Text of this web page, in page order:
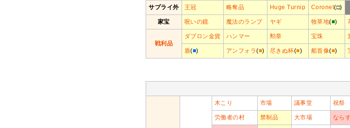
サプライ外 王冠 略奪品 Huge Turnip Coronet(□)
家宝 呪いの鏡 魔法のランプ ヤギ 牧草地(■)
戦利品
ダブロン金貨 ハンマー 勲章 宝珠
盾(■) アンフォラ(■) 尽きぬ杯(■) 船首像(■)
木こり 市場 議事堂 祝祭
労働者の村 禁制品 大市場 なら